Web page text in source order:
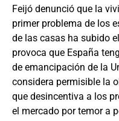
Feijó denunció que la
primer problema de los
de las casas ha subido
provoca que España
de emancipación de la
considera permisible la
que desincentiva a los
el mercado por temor a